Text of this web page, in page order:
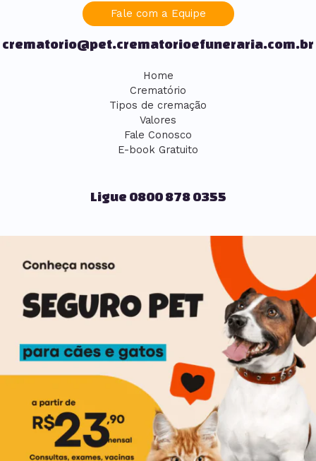
Fale com a Equipe
crematorio@pet.crematorioefuneraria.com.br
Home
Crematório
Tipos de cremação
Valores
Fale Conosco
E-book Gratuito
Ligue 0800 878 0355